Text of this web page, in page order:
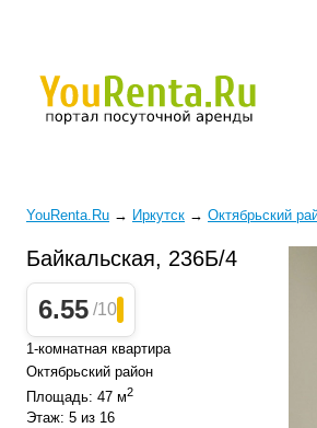
YouRenta.Ru → Иркутск → Октябрьский
Байкальская, 236Б/4
6.55 /10
1-комнатная квартира
Октябрьский район
Площадь: 47 м2
Этаж: 5 из 16